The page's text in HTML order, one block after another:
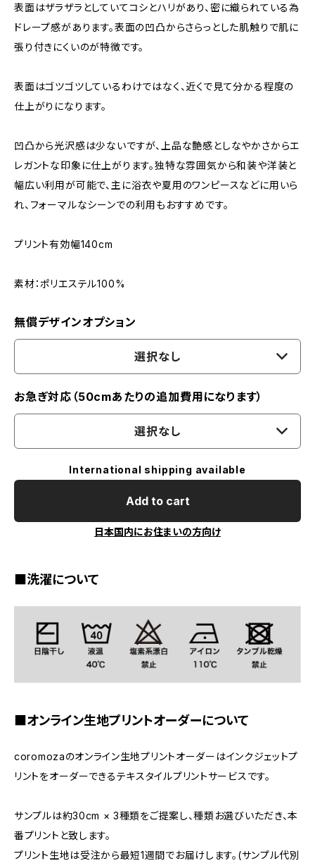
表面はザラザラとしていてコシとハリがあり、密に織られている為
ドレープ感があります。表面の凹凸からさらっとした肌触りで肌に
張り付きにくいのが特徴です。
表面はゴツゴツしているわけではなく、近くで見て分かる程度の
仕上がりになります。
凹凸から光沢感は少ないですが、上品な艶感としなやかさからエ
レガントな印象に仕上がります。独特な雰囲気から和装や洋装と
幅広い利用が可能で、主に浴衣や夏用のワンピースなどに用いら
れ、フォーマルなシーンでの利用もおすすめです。
プリント有効幅140cm
素材：ポリエステル100%
無償デザインオプション
選択なし
お急ぎ対応（50cmあたりの追加費用になります）
選択なし
International shipping available
Add to cart
日本国内にお住まいの方向け
■洗濯について
■オンライン生地プリントオーダーについて
coromozaのオンライン生地プリントオーダーはインクジェットプ
リントをオーダーできるテキスタイルプリントサービスです。
サンプルは約30cm × 3種類をご提案し、種類お選びいただき、本
番プリントと致します。
プリント生地は受注から最短1週間でお届けします。(サンプル代別